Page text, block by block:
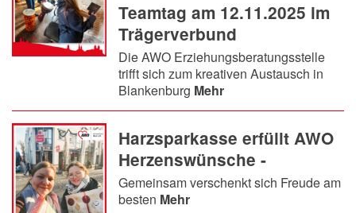
Teamtag am 12.11.2025 im
Trägerverbund
Die AWO Erziehungsberatungsstelle
trifft sich zum kreativen Austausch in
Blankenburg Mehr
Harzsparkasse erfüllt AWO
Herzenswünsche -
Gemeinsam verschenkt sich Freude am
besten Mehr